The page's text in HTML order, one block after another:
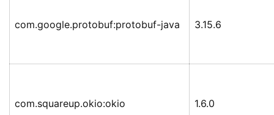
com.google.protobuf:protobuf-java 3.15.6
com.squareup.okio:okio 1.6.0